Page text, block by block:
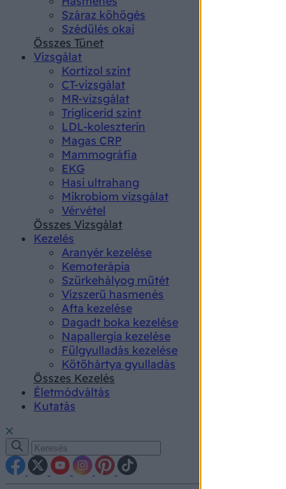
Száraz köhögés
Szédülés okai
Összes Tünet
Vizsgálat
Kortizol szint
CT-vizsgálat
MR-vizsgálat
Triglicerid szint
LDL-koleszterin
Magas CRP
Mammográfia
EKG
Hasi ultrahang
Mikrobiom vizsgálat
Vérvétel
Összes Vizsgálat
Kezelés
Aranyér kezelése
Kemoterápia
Szürkehályog műtét
Vízszerű hasmenés
Afta kezelése
Dagadt boka kezelése
Napallergia kezelése
Fülgyulladás kezelése
Kötőhártya gyulladás
Összes Kezelés
Életmódváltás
Kutatás